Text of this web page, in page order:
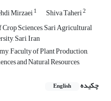
Mirzaei1 Shiva Taheri2
Sciences, Sari Agricultural
Sari, Iran
Faculty of Plant Production,
and Natural Resources,
چکیده
English